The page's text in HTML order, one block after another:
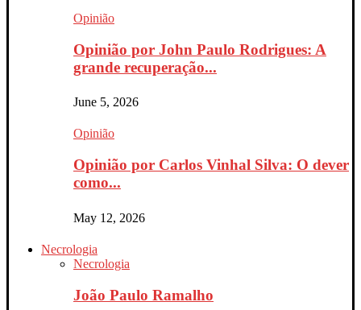
Opinião
Opinião por John Paulo Rodrigues: A
grande recuperação...
June 5, 2026
Opinião
Opinião por Carlos Vinhal Silva: O dever
como...
May 12, 2026
Necrologia
Necrologia
João Paulo Ramalho